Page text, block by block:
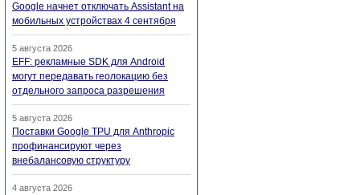
Google начнет отключать Assistant на
мобильных устройствах 4 сентября
5 августа 2026
EFF: рекламные SDK для Android
могут передавать геолокацию без
отдельного запроса разрешения
5 августа 2026
Поставки Google TPU для Anthropic
профинансируют через
внебалансовую структуру
4 августа 2026